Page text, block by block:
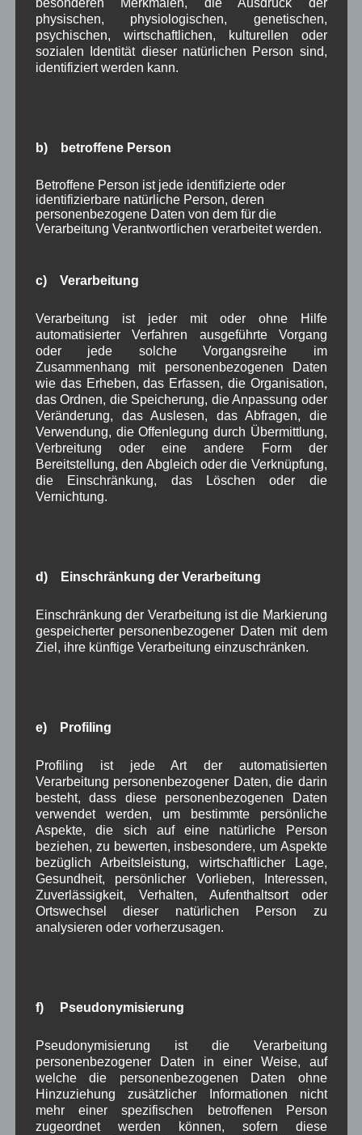
Die
Schützengesellschaf
– Vereinsmeisterschaft ZS am 27.09.2022
– Anfangsschießen am Samstag 01.10.2022
– Kurchda-Schießen am Samstag 15.10.2022
jeweils ab 19:00 Uhr im Schützenstüberl Wallgau.
Hygienekonzept finden Sie auf der
in Wallgau Dorfleben,Sport
Sammlung Grüngutabfälle Herbst
2022
Sammlung von
Grünabfällen
Herbst 2022
Bürger wieder die
Wallgauabzuliefern. Die Grüngutaktion läuft von
Samstag, den 1. Oktober 2022 bis einschließlich
Mittwoch, den 30. November 2022im Rahmen
Ende erreicht
Dorferneuerung(154)
in Wallgau(1.091)
Kommunalpolitik(85)
Pressespiegel(282)
um Wallgau(258)
Wallgau im Netz (65)
besonderen Merkmalen, die Ausdruck der
physischen, physiologischen, genetischen,
psychischen, wirtschaftlichen, kulturellen oder
sozialen Identität dieser natürlichen Person sind,
identifiziert werden kann.
b) betroffene Person
Betroffene Person ist jede identifizierte oder
identifizierbare natürliche Person, deren
personenbezogene Daten von dem für die
Verarbeitung Verantwortlichen verarbeitet werden.
c) Verarbeitung
Verarbeitung ist jeder mit oder ohne Hilfe
automatisierter Verfahren ausgeführte Vorgang
oder jede solche Vorgangsreihe im
Zusammenhang mit personenbezogenen Daten
wie das Erheben, das Erfassen, die Organisation,
das Ordnen, die Speicherung, die Anpassung oder
Veränderung, das Auslesen, das Abfragen, die
Verwendung, die Offenlegung durch Übermittlung,
Verbreitung oder eine andere Form der
Bereitstellung, den Abgleich oder die Verknüpfung,
die Einschränkung, das Löschen oder die
Vernichtung.
d) Einschränkung der Verarbeitung
Einschränkung der Verarbeitung ist die Markierung
gespeicherter personenbezogener Daten mit dem
Ziel, ihre künftige Verarbeitung einzuschränken.
e) Profiling
Profiling ist jede Art der automatisierten
Verarbeitung personenbezogener Daten, die darin
besteht, dass diese personenbezogenen Daten
verwendet werden, um bestimmte persönliche
Aspekte, die sich auf eine natürliche Person
beziehen, zu bewerten, insbesondere, um Aspekte
bezüglich Arbeitsleistung, wirtschaftlicher Lage,
Gesundheit, persönlicher Vorlieben, Interessen,
Zuverlässigkeit, Verhalten, Aufenthaltsort oder
Ortswechsel dieser natürlichen Person zu
analysieren oder vorherzusagen.
f) Pseudonymisierung
Pseudonymisierung ist die Verarbeitung
personenbezogener Daten in einer Weise, auf
welche die personenbezogenen Daten ohne
Hinzuziehung zusätzlicher Informationen nicht
mehr einer spezifischen betroffenen Person
zugeordnet werden können, sofern diese